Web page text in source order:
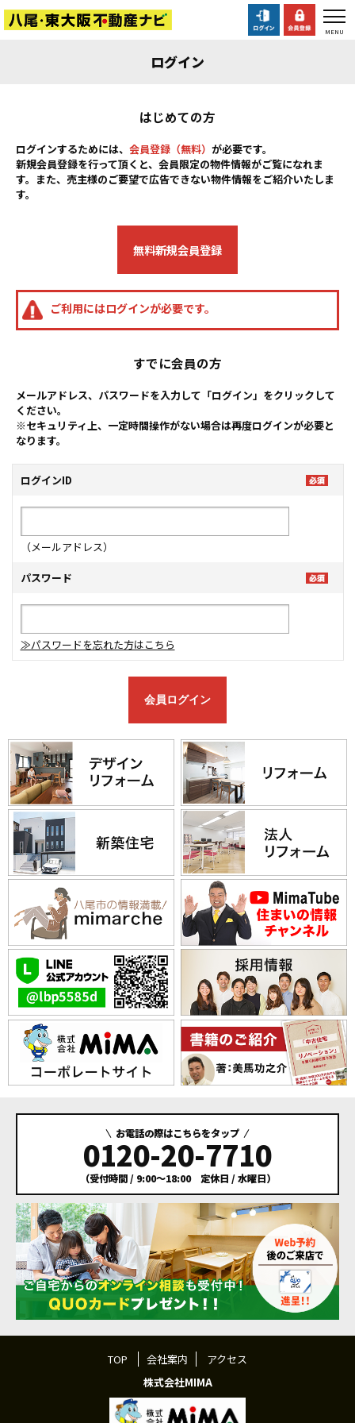
ログイン
はじめての方
ログインするためには、 会員登録（無料） が必要です。
新規会員登録を行って頂くと、会員限定の物件情報がご覧になれま
す。また、売主様のご要望で広告できない物件情報をご紹介いたしま
す。
無料新規会員登録
ご利用にはログインが必要です。
すでに会員の方
メールアドレス、パスワードを入力して「ログイン」をクリックして
ください。
※セキュリティ上、一定時間操作がない場合は再度ログインが必要と
なります。
ログインID
（メールアドレス）
パスワード
≫パスワードを忘れた方はこちら
お電話の際はこちらをタップ
0120-20-7710
（受付時間 / 9:00～18:00 定休日 / 水曜日）
TOP 会社案内
アクセス
株式会社MIMA